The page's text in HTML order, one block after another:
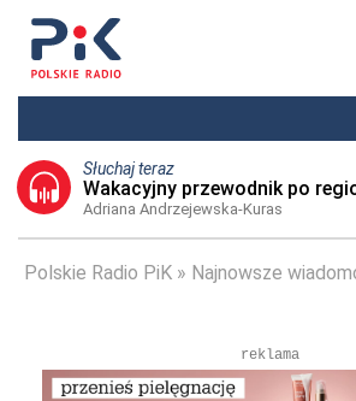
Słuchaj teraz
Wakacyjny przewodnik po
Adriana Andrzejewska-Kuras
Polskie Radio PiK Najnowsze
reklama